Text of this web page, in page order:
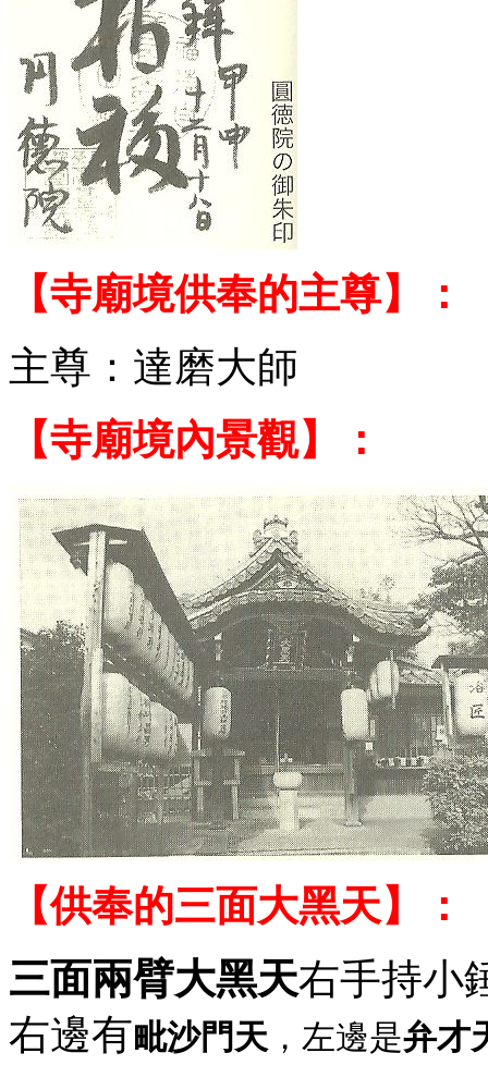
【寺廟境供奉的主尊】：
主尊：達磨大師
【寺廟境內景觀】：
【供奉的三面大黑天】：
三面兩臂大黑天右手持小
右邊有毗沙門天 ，左邊是弁才